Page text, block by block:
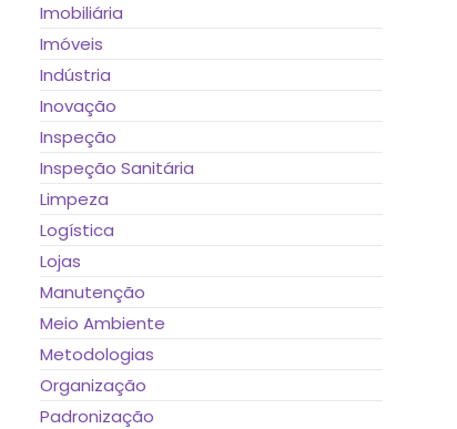
Imobiliária
Imóveis
Indústria
Inovação
Inspeção
Inspeção Sanitária
Limpeza
Logística
Lojas
Manutenção
Meio Ambiente
Metodologias
Organização
Padronização